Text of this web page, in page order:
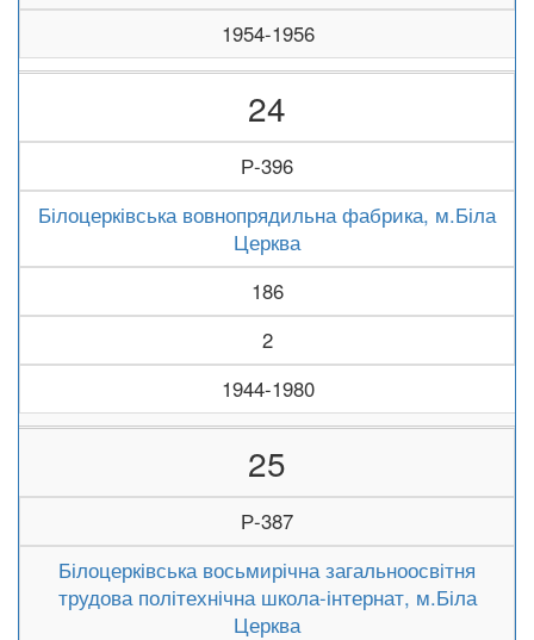
1954-1956
24
Р-396
Білоцерківська вовнопрядильна фабрика, м.Біла
Церква
186
2
1944-1980
25
Р-387
Білоцерківська восьмирічна загальноосвітня
трудова політехнічна школа-інтернат, м.Біла
Церква